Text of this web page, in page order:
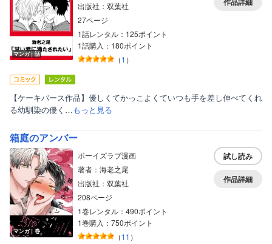
マンガ｜話
出版社：双葉社
27ページ
1話レンタル：125ポイント
1話購入：180ポイント
（1 ）
【ケーキバース作品】優しくてかっこよくていつも手を差し伸べてくれ
る幼馴染の優く…もっと見る
箱庭のアンバー
マンガ｜巻
ボーイズラブ漫画
著者：海老之尾
出版社：双葉社
208ページ
1巻レンタル：490ポイント
1巻購入：750ポイント
（11 ）
試し読み
作品詳細
ボーイズラブ
ティーンズラブ